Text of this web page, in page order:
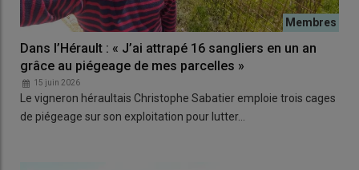
Dans l’Hérault : « J’ai attrapé 16 sangliers en un an
grâce au piégeage de mes parcelles »
15 juin 2026
Le vigneron héraultais Christophe Sabatier emploie trois cages
de piégeage sur son exploitation pour lutter…